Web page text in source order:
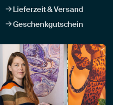
Lieferzeit & Versand
Geschenkgutschein